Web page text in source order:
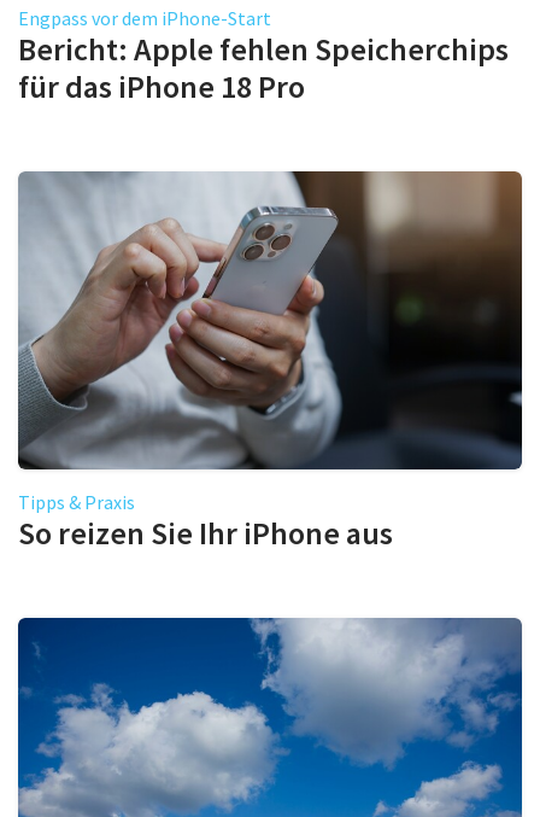
Engpass vor dem iPhone-Start
Bericht: Apple fehlen Speicherchips
für das iPhone 18 Pro
Tipps & Praxis
So reizen Sie Ihr iPhone aus